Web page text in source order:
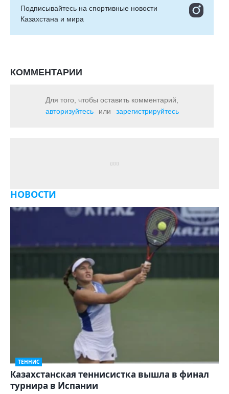
Подписывайтесь на cпортивные новости
Казахстана и мира
КОММЕНТАРИИ
Для того, чтобы оставить комментарий,
авторизуйтесь
или зарегистрируйтесь
НОВОСТИ
ТЕННИС
Казахстанская теннисистка вышла в финал
турнира в Испании